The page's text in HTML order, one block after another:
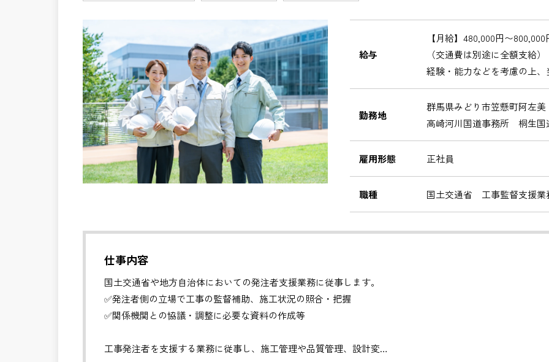
給与
【月給】480,000円〜800,000
（交通費は別途に全額支給）
経験・能力などを考慮の上
勤務地
群馬県みどり市笠懸町阿
高崎河川国道事務所 桐生国
雇用形態 正社員
職種 国土交通省 工事監督支援業
仕事内容
国土交通省や地方自治体においての発注者支援業務に従事します。
✅発注者側の立場で工事の監督補助、施工状況の照合・把握
✅関係機関との協議・調整に必要な資料の作成等
工事発注者を支援する業務に従事し、施工管理や品質管理、設計変